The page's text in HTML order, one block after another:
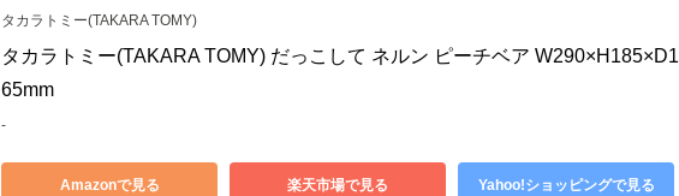
タカラトミー(TAKARA TOMY)
タカラトミー(TAKARA TOMY) だっこして ネルン ピーチベア W290×H185×D1
65mm
-
Amazonで見る 楽天市場で見る Yahoo!ショッピングで見る